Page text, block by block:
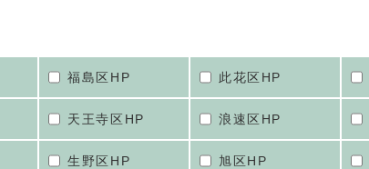
福島区HP 此花区HP
天王寺区HP 浪速区HP
生野区HP 旭区HP